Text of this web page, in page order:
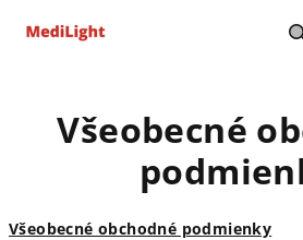
Všeobecné
Všeobecné obchodné podmienky